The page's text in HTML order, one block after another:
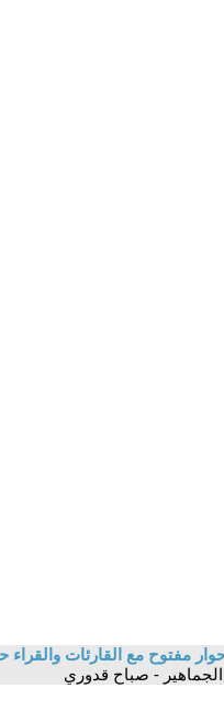
مفتوح مع القارئات والقراء
الجماهير - صباح قدوري